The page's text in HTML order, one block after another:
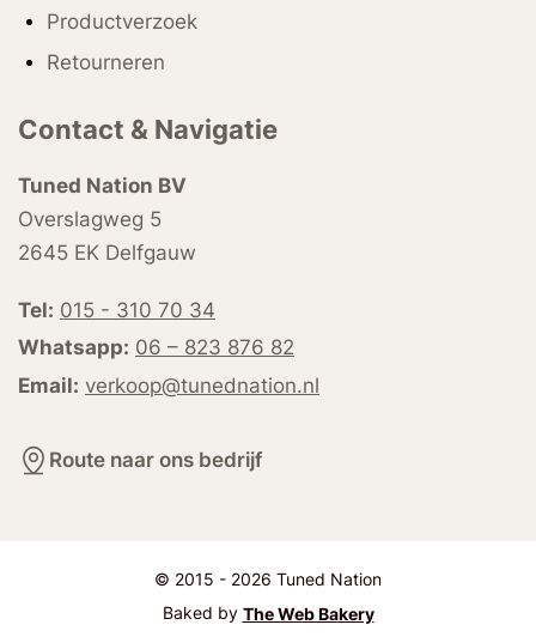
Productverzoek
Retourneren
Contact & Navigatie
Tuned Nation BV
Overslagweg 5
2645 EK Delfgauw
Tel: 015 - 310 70 34
Whatsapp: 06 – 823 876 82
Email: verkoop@tunednation.nl
Route naar ons bedrijf
© 2015 - 2026 Tuned Nation
Baked by The Web Bakery